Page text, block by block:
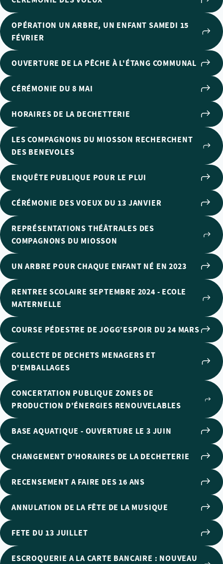
OPÉRATION UN ARBRE, UN ENFANT SAMEDI 15
FÉVRIER
OUVERTURE DE LA PÊCHE À L'ÉTANG COMMUNAL
CÉRÉMONIE DU 8 MAI
HORAIRES DE LA DECHETTERIE
LES COMPAGNONS DU MIOSSON RECHERCHENT
DES BENEVOLES
ENQUÊTE PUBLIQUE POUR LE PLUI
CÉRÉMONIE DES VOEUX DU 13 JANVIER
REPRÉSENTATIONS THÉÂTRALES DES
COMPAGNONS DU MIOSSON
UN ARBRE POUR CHAQUE ENFANT NÉ EN 2023
RENTREE SCOLAIRE SEPTEMBRE 2024 - ECOLE
MATERNELLE
COURSE PÉDESTRE DE JOGG'ESPOIR DU 24 MARS
COLLECTE DE DECHETS MENAGERS ET
D'EMBALLAGES
CONCERTATION PUBLIQUE ZONES DE
PRODUCTION D'ÉNERGIES RENOUVELABLES
BASE AQUATIQUE - OUVERTURE LE 3 JUIN
CHANGEMENT D'HORAIRES DE LA DECHETERIE
RECENSEMENT A FAIRE DES 16 ANS
ANNULATION DE LA FÊTE DE LA MUSIQUE
FETE DU 13 JUILLET
ESCROQUERIE A LA CARTE BANCAIRE : NOUVEAU